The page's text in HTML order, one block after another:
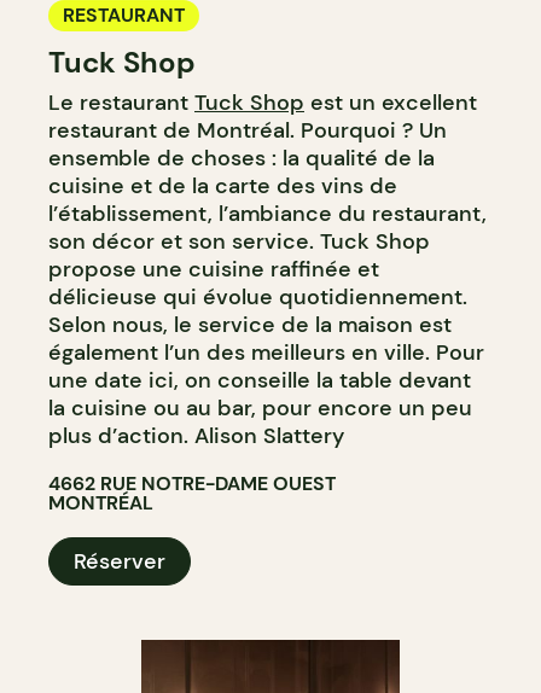
RESTAURANT
Tuck Shop
Le restaurant Tuck Shop est un excellent
restaurant de Montréal. Pourquoi ? Un
ensemble de choses : la qualité de la
cuisine et de la carte des vins de
l’établissement, l’ambiance du restaurant,
son décor et son service. Tuck Shop
propose une cuisine raffinée et
délicieuse qui évolue quotidiennement.
Selon nous, le service de la maison est
également l’un des meilleurs en ville. Pour
une date ici, on conseille la table devant
la cuisine ou au bar, pour encore un peu
plus d’action. Alison Slattery
4662 RUE NOTRE-DAME OUEST
MONTRÉAL
Réserver